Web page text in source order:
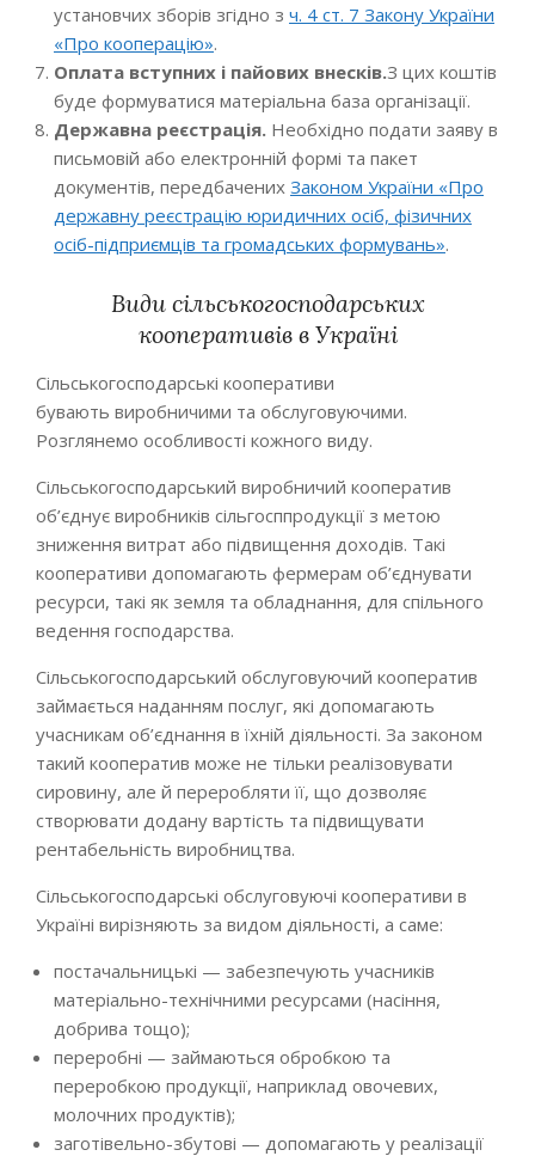
установчих зборів згідно з ч. 4 ст. 7 Закону України
«Про кооперацію».
Оплата вступних і пайових внесків.З цих коштів
буде формуватися матеріальна база організації.
Державна реєстрація. Необхідно подати заяву в
письмовій або електронній формі та пакет
документів, передбачених Законом України «Про
державну реєстрацію юридичних осіб, фізичних
осіб-підприємців та громадських формувань».
Види сільськогосподарських
кооперативів в Україні
Сільськогосподарські кооперативи
бувають виробничими та обслуговуючими.
Розглянемо особливості кожного виду.
Сільськогосподарський виробничий кооператив
об’єднує виробників сільгосппродукції з метою
зниження витрат або підвищення доходів. Такі
кооперативи допомагають фермерам об’єднувати
ресурси, такі як земля та обладнання, для спільного
ведення господарства.
Сільськогосподарський обслуговуючий кооператив
займається наданням послуг, які допомагають
учасникам об’єднання в їхній діяльності. За законом
такий кооператив може не тільки реалізовувати
сировину, але й переробляти її, що дозволяє
створювати додану вартість та підвищувати
рентабельність виробництва​.
Сільськогосподарські обслуговуючі кооперативи в
Україні вирізняють за видом діяльності, а саме:
постачальницькі — забезпечують учасників
матеріально-технічними ресурсами (насіння,
добрива тощо);
переробні — займаються обробкою та
переробкою продукції, наприклад овочевих,
молочних продуктів);
заготівельно-збутові — допомагають у реалізації